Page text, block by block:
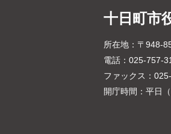
十日町市
所在地：〒948-
電話：025-757-
ファックス：
開庁時間：平日